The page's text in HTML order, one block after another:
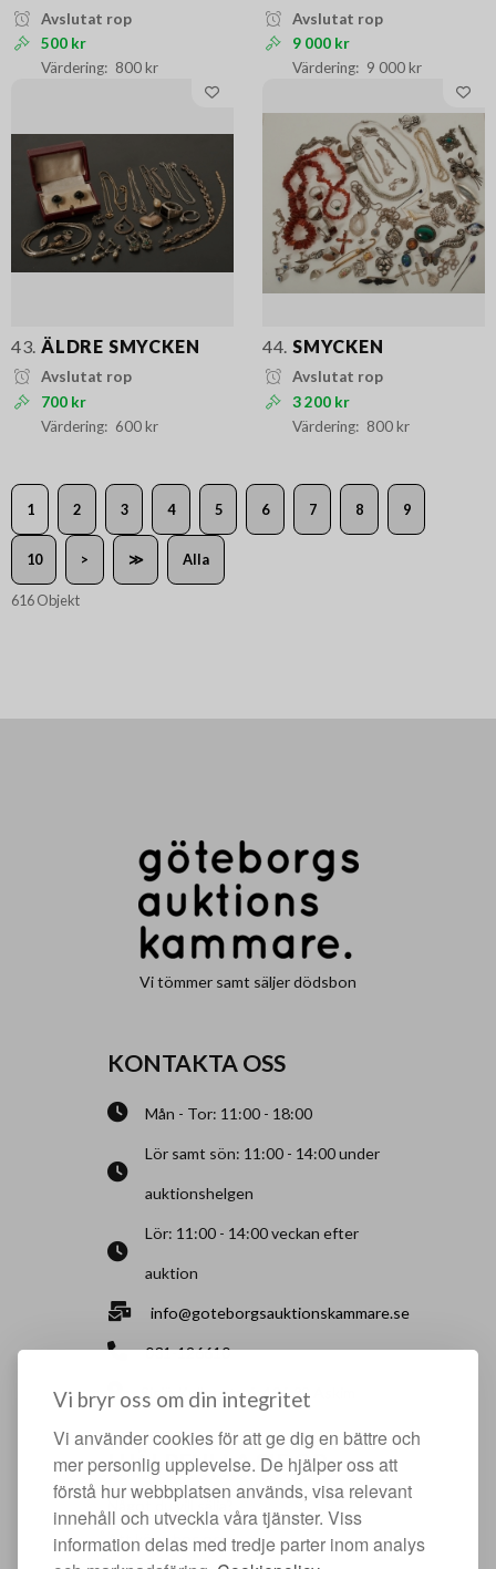
Vi bryr oss om din integritet
Vi använder cookies för att ge dig en bättre och
mer personlig upplevelse. De hjälper oss att
förstå hur webbplatsen används, visa relevant
innehåll och utveckla våra tjänster. Viss
information delas med tredje parter inom analys
Avslutat rop
500 kr
800 kr
Avslutat rop
9 000 kr
9 000 kr
43. ÄLDRE SMYCKEN
Avslutat rop
700 kr
600 kr
44. SMYCKEN
Avslutat rop
3 200 kr
800 kr
1 2 3 4 5 6 7 8 9
10 > ≫ Alla
616 Objekt
Vi tömmer samt säljer dödsbon
KONTAKTA OSS
Mån - Tor: 11:00 - 18:00
Lör samt sön: 11:00 - 14:00 under
auktionshelgen
Lör: 11:00 - 14:00 veckan efter
auktion
info@goteborgsauktionskammare.se
031-126610
Sisjö Kullegata 6, 436 32 Askim
HJÄLPFULLA SIDOR
Något du vill sälja?
Att köpa hos oss